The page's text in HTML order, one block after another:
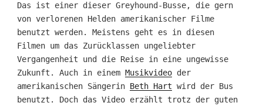
Das ist einer dieser Greyhound-Busse, die gern
von verlorenen Helden amerikanischer Filme
benutzt werden. Meistens geht es in diesen
Filmen um das Zurücklassen ungeliebter
Vergangenheit und die Reise in eine ungewisse
Zukunft. Auch in einem Musikvideoder
amerikanischen Sängerin Beth Hart wird der Bus
benutzt. Doch das Video erzählt trotz der guten